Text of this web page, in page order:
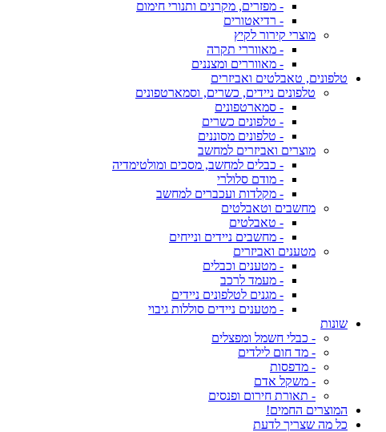
- מפזרים, מקרנים ותנורי חימום
- רדיאטורים
מוצרי קירור לקיץ
- מאווררי תקרה
- מאווררים ומצננים
טלפונים, טאבלטים ואביזרים
טלפונים ניידים, כשרים, וסמארטפונים
- סמארטפונים
- טלפונים כשרים
- טלפונים מסוננים
מוצרים ואביזרים למחשב
- כבלים למחשב, מסכים ומולטימדיה
- מודם סלולרי
- מקלדות ועכברים למחשב
מחשבים וטאבלטים
- טאבלטים
- מחשבים ניידים ונייחים
מטענים ואביזרים
- מטענים וכבלים
- מעמד לרכב
- מגנים לטלפונים ניידים
- מטענים ניידים סוללות גיבוי
שונות
- כבלי חשמל ומפצלים
- מד חום לילדים
- מדפסות
- משקל אדם
- תאורת חירום ופנסים
המוצרים החמים!
כל מה שצריך לדעת